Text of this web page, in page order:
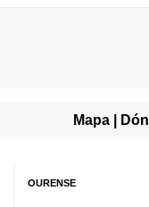
Mapa |
OURENSE